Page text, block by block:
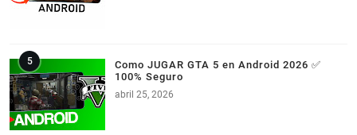
Como JUGAR GTA 5 en Android 2026 ✅
100% Seguro
abril 25, 2026